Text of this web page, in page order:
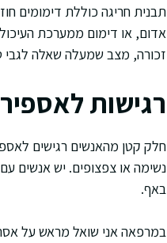
תבנית חריגה כוללת דימומים
אדום, או דימום ממערכת
זכורה, מצב שמעלה שאלה לגבי
רגישות
חלק קטן מהאנשים רגישים
נשימה או צפצופים. יש אנשים
באף.
במרפאה אני שואל מראש על